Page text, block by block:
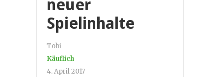
neuer
Spielinhalte
Tobi
Käuflich
4. April 2017